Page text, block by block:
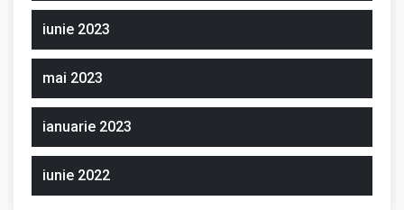
iunie 2023
mai 2023
ianuarie 2023
iunie 2022